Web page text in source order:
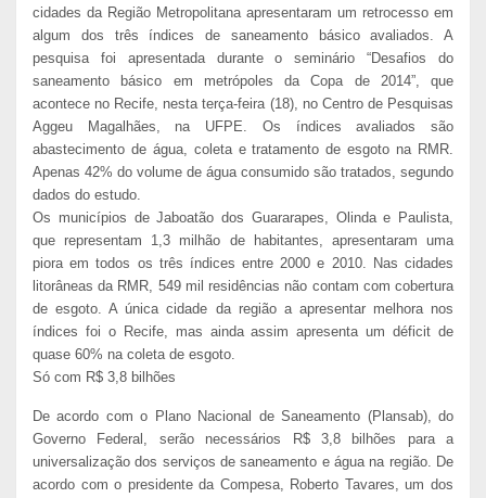
cidades da Região Metropolitana apresentaram um retrocesso em
algum dos três índices de saneamento básico avaliados. A
pesquisa foi apresentada durante o seminário “Desafios do
saneamento básico em metrópoles da Copa de 2014”, que
acontece no Recife, nesta terça-feira (18), no Centro de Pesquisas
Aggeu Magalhães, na UFPE. Os índices avaliados são
abastecimento de água, coleta e tratamento de esgoto na RMR.
Apenas 42% do volume de água consumido são tratados, segundo
dados do estudo.
Os municípios de Jaboatão dos Guararapes, Olinda e Paulista,
que representam 1,3 milhão de habitantes, apresentaram uma
piora em todos os três índices entre 2000 e 2010. Nas cidades
litorâneas da RMR, 549 mil residências não contam com cobertura
de esgoto. A única cidade da região a apresentar melhora nos
índices foi o Recife, mas ainda assim apresenta um déficit de
quase 60% na coleta de esgoto.
Só com R$ 3,8 bilhões
De acordo com o Plano Nacional de Saneamento (Plansab), do
Governo Federal, serão necessários R$ 3,8 bilhões para a
universalização dos serviços de saneamento e água na região. De
acordo com o presidente da Compesa, Roberto Tavares, um dos